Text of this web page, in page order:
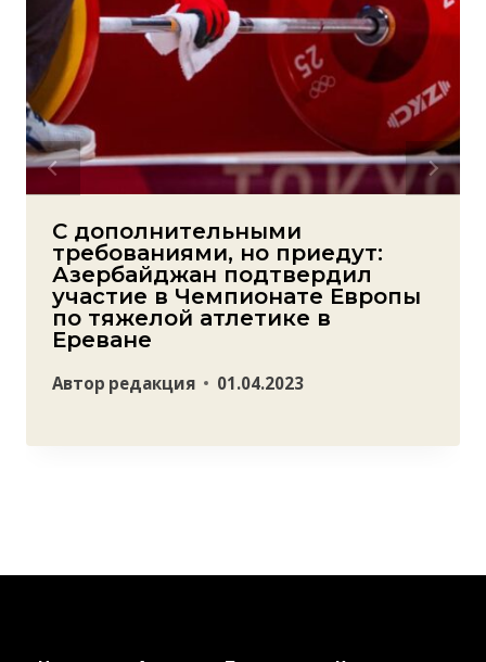
С дополнительными
требованиями, но приедут:
Азербайджан подтвердил
участие в Чемпионате Европы
по тяжелой атлетике в
Ереване
Автор редакция 01.04.2023